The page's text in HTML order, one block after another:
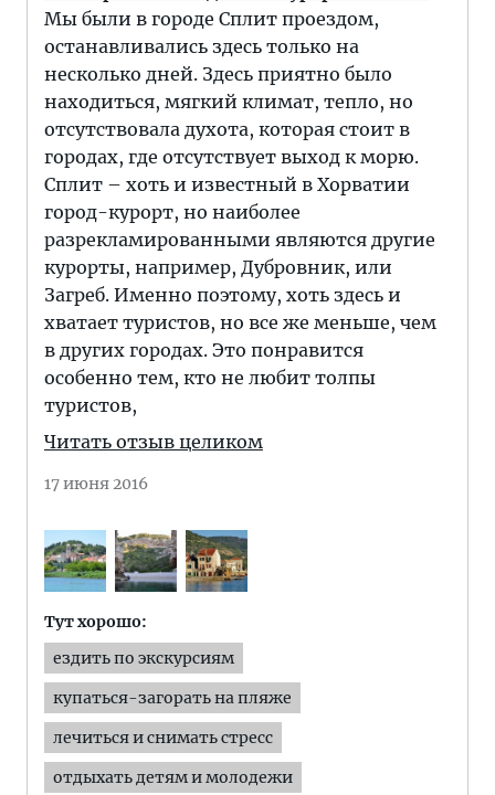
Мы были в городе Сплит проездом,
останавливались здесь только на
несколько дней. Здесь приятно было
находиться, мягкий климат, тепло, но
отсутствовала духота, которая стоит в
городах, где отсутствует выход к морю.
Сплит – хоть и известный в Хорватии
город-курорт, но наиболее
разрекламированными являются другие
курорты, например, Дубровник, или
Загреб. Именно поэтому, хоть здесь и
хватает туристов, но все же меньше, чем
в других городах. Это понравится
особенно тем, кто не любит толпы
туристов,
Читать отзыв целиком
17 июня 2016
Тут хорошо:
ездить по экскурсиям
купаться-загорать на пляже
лечиться и снимать стресс
отдыхать детям и молодежи